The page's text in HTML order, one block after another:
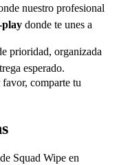
nuestro profesional
play donde te unes a
prioridad, organizada
esperado.
favor, comparte tu
Squad Wipe en